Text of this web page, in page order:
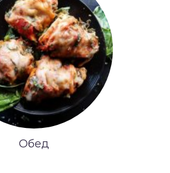
Обед